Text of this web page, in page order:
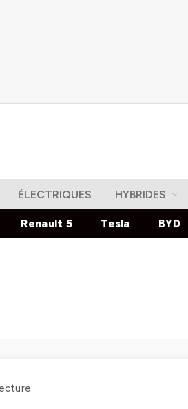
ÉLECTRIQUES HYBRIDES
Renault 5 Tesla BYD